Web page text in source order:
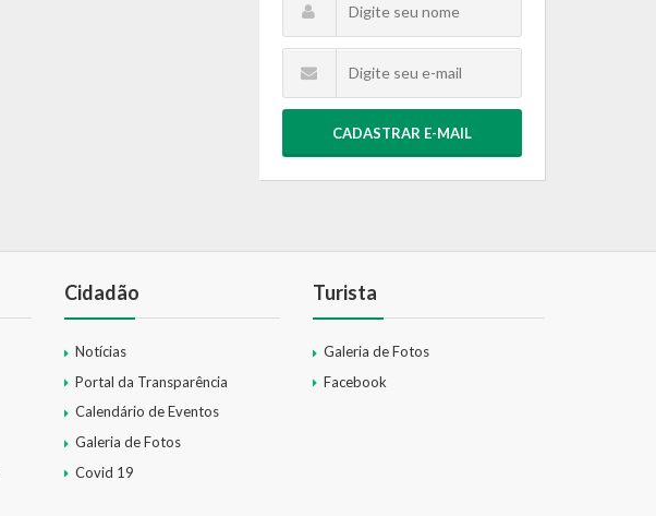
CADASTRAR E-MAIL
Cidadão
Notícias
Portal da Transparência
Calendário de Eventos
Galeria de Fotos
Covid 19
Turista
Galeria de Fotos
Facebook